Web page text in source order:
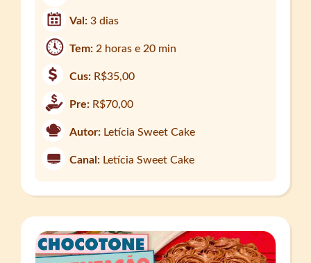
Val:3 dias
Tem:2 horas e 20 min
Cus: R$35,00
Pre: R$70,00
Autor: Letícia Sweet Cake
Canal: Letícia Sweet Cake